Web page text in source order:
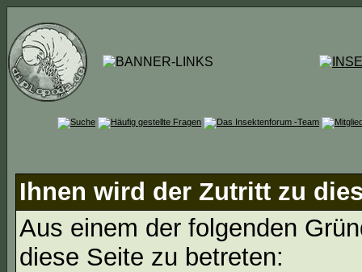
Ihnen wird der Zutritt zu
Aus einem der folgenden
diese Seite zu betreten: